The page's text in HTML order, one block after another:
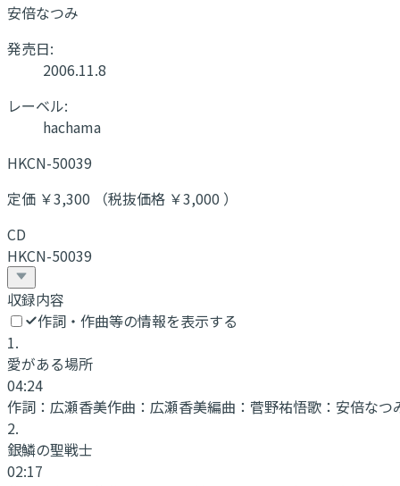
安倍なつみ
発売日:
2006.11.8
レーベル:
hachama
HKCN-50039
定価 ￥3,300 （税抜価格 ￥3,000 ）
CD
HKCN-50039
収録内容
作詞・作曲等の情報を表示する
1.
愛がある場所
04:24
作詞： 広瀬香美作曲： 広瀬香美編曲： 菅野祐悟歌： 安倍なつ
2.
銀鱗の聖戦士
02:17